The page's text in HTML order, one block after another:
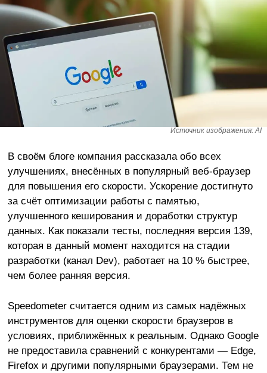
Источник изображения: AI
В своём блоге компания рассказала обо всех
улучшениях, внесённых в популярный веб-браузер
для повышения его скорости. Ускорение достигнуто
за счёт оптимизации работы с памятью,
улучшенного кеширования и доработки структур
данных. Как показали тесты, последняя версия 139,
которая в данный момент находится на стадии
разработки (канал Dev), работает на 10 % быстрее,
чем более ранняя версия.
Speedometer считается одним из самых надёжных
инструментов для оценки скорости браузеров в
условиях, приближённых к реальным. Однако Google
не предоставила сравнений с конкурентами — Edge,
Firefox и другими популярными браузерами. Тем не